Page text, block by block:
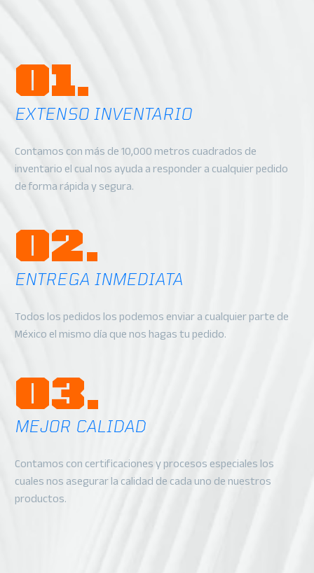
01.
EXTENSO INVENTARIO
Contamos con más de 10,000 metros cuadrados de
inventario el cual nos ayuda a responder a cualquier pedido
de forma rápida y segura.
02.
ENTREGA INMEDIATA
Todos los pedidos los podemos enviar a cualquier parte de
México el mismo día que nos hagas tu pedido.
03.
MEJOR CALIDAD
Contamos con certificaciones y procesos especiales los
cuales nos asegurar la calidad de cada uno de nuestros
productos.